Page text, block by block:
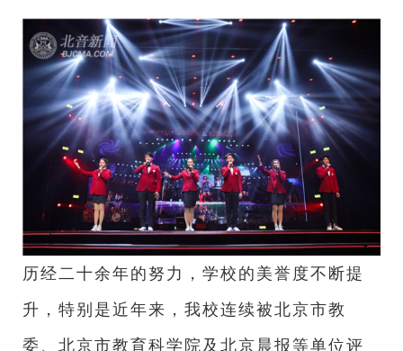
历经二十余年的努力，学校的美誉度不断提
升，特别是近年来，我校连续被北京市教
委、北京市教育科学院及北京晨报等单位评